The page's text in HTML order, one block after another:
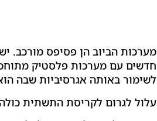
מערכות הביוב הן פסיפס מורכב.
חדשים עם מערכות פלסטיק
לשימור באותה אגרסיביות שבה
עלול לגרום לקריסת התשתית